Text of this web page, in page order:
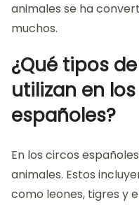
animales se ha
muchos.
¿Qué tipos
utilizan en
españoles?
En los circos
animales. Estos
como leones, tigres y